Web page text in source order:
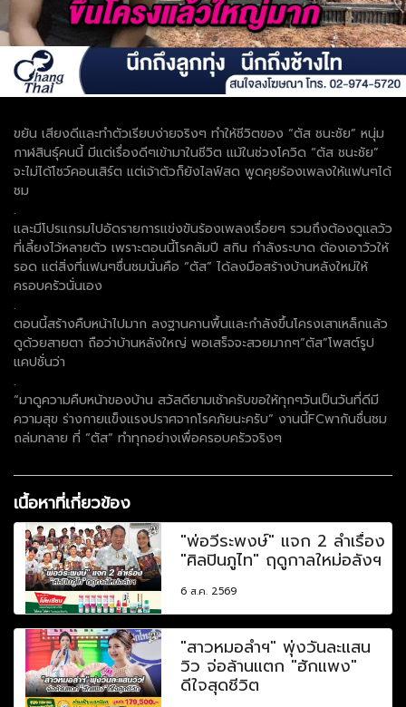
ขยัน เสียงดีและทำตัวเรียบง่ายจริงๆ ทำให้ชีวิตของ “ตัส ชนะชัย” หนุ่ม
กาฬสินธุ์คนนี้ มีแต่เรื่องดีๆเข้ามาในชีวิต แม้ในช่วงโควิด “ตัส ชนะชัย”
จะไม่ได้โชว์คอนเสิร์ต แต่เจ้าตัวก็ยังไลฟ์สด พูดคุยร้องเพลงให้แฟนๆได้
ชม
.
และมีโปรแกรมไปอัดรายการแข่งขันร้องเพลงเรื่อยๆ รวมถึงต้องดูแลวัว
ที่เลี้ยงไว้หลายตัว เพราะตอนนี้โรคลัมปี สกิน กำลังระบาด ต้องเอาวัวให้
รอด แต่สิ่งที่แฟนๆชื่นชมนั่นคือ “ตัส” ได้ลงมือสร้างบ้านหลังใหม่ให้
ครอบครัวนั่นเอง
.
ตอนนี้สร้างคืบหน้าไปมาก ลงฐานคานพื้นและกำลังขึ้นโครงเสาเหล็กแล้ว
ดูด้วยสายตา ถือว่าบ้านหลังใหญ่ พอเสร็จจะสวยมากๆ”ตัส”โพสต์รูป
แคปชั่นว่า
.
“มาดูความคืบหน้าของบ้าน สวัสดียามเช้าครับขอให้ทุกๆวันเป็นวันที่ดีมี
ความสุข ร่างกายแข็งแรงปราศจากโรคภัยนะครับ” งานนี้FCพากันชื่นชม
ถล่มทลาย ที่ “ตัส” ทำทุกอย่างเพื่อครอบครัวจริงๆ
เนื้อหาที่เกี่ยวข้อง
"พ่อวีระพงษ์" แจก 2 ลำเรื่อง
"ศิลปินภูไท" ฤดูกาลใหม่อลังฯ
6 ส.ค. 2569
"สาวหมอลำฯ" พุ่งวันละแสน
วิว จ่อล้านแตก "ฮักแพง"
ดีใจสุดชีวิต